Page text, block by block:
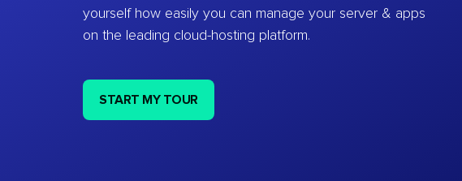
yourself how easily you can manage your server & apps
on the leading cloud-hosting platform.
START MY TOUR